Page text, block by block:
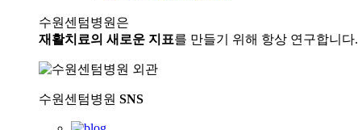
수원센텀병원은
재활치료의 새로운 지표를 만들기 위해 항상 연구합니다.
수원센텀병원 SNS